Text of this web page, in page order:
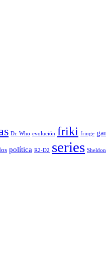
Dr. Who evolución friki fringe
política R2-D2 series Sheldon